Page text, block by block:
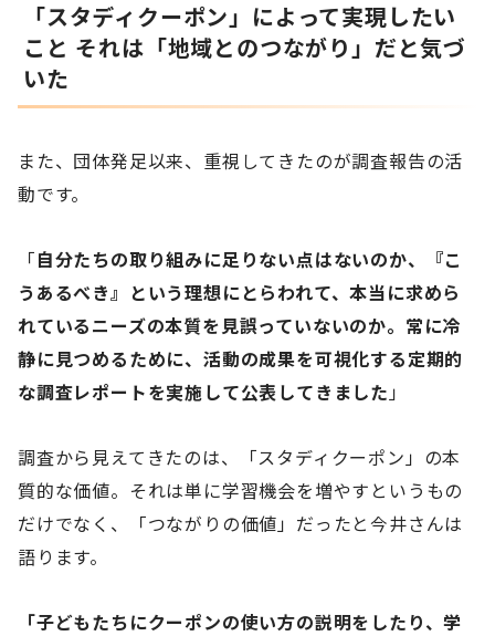
「スタディクーポン」によって実現したい
こと それは「地域とのつながり」だと気づ
いた
また、団体発足以来、重視してきたのが調査報告の活
動です。
「自分たちの取り組みに足りない点はないのか、『こ
うあるべき』という理想にとらわれて、本当に求めら
れているニーズの本質を見誤っていないのか。常に冷
静に見つめるために、活動の成果を可視化する定期的
な調査レポートを実施して公表してきました」
調査から見えてきたのは、「スタディクーポン」の本
質的な価値。それは単に学習機会を増やすというもの
だけでなく、「つながりの価値」だったと今井さんは
語ります。
「子どもたちにクーポンの使い方の説明をしたり、学